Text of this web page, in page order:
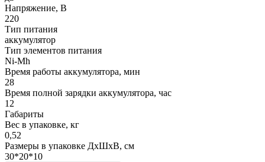
Напряжение, В
220
Тип питания
аккумулятор
Тип элементов питания
Ni-Mh
Время работы аккумулятора, мин
28
Время полной зарядки аккумулятора, час
12
Габариты
Вес в упаковке, кг
0,52
Размеры в упаковке ДxШxВ, см
30*20*10